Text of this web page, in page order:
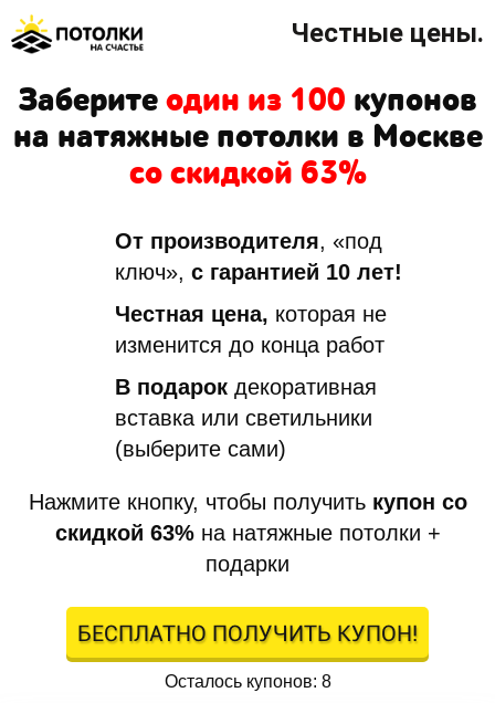
Честные цены.
Заберитеодин из 100 купонов
на натяжные потолки в Москве
со скидкой 63%
От производителя, «под
ключ», с гарантией 10 лет!
Честная цена, которая не
изменится до конца работ
В подарок декоративная
вставка или светильники
(выберите сами)
Нажмите кнопку, чтобы получить купон со
скидкой 63%на натяжные потолки +
подарки
БЕСПЛАТНО ПОЛУЧИТЬ КУПОН!
Осталось купонов: 8